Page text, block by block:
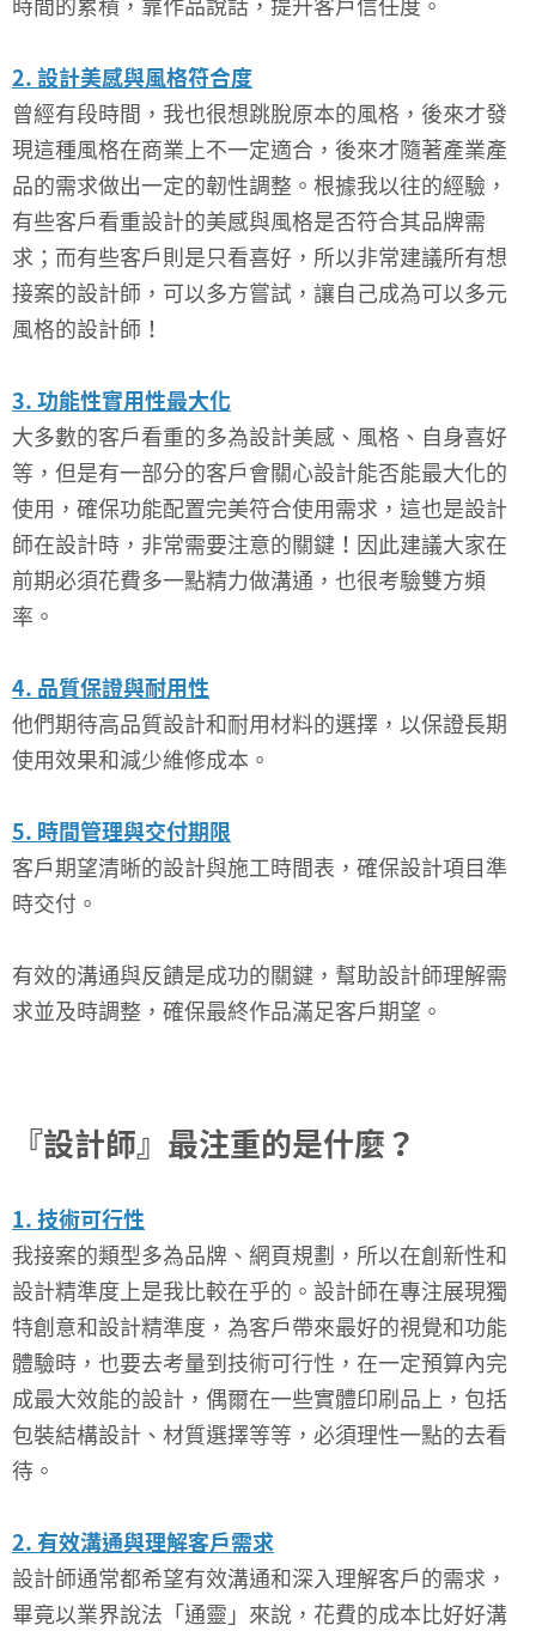
2. 設計美感與風格符合度
曾經有段時間，我也很想跳脫原本的風格，後來才發
現這種風格在商業上不一定適合，後來才隨著產業產
品的需求做出一定的韌性調整。根據我以往的經驗，
有些客戶看重設計的美感與風格是否符合其品牌需
求；而有些客戶則是只看喜好，所以非常建議所有想
接案的設計師，可以多方嘗試，讓自己成為可以多元
風格的設計師！
3. 功能性實用性最大化
大多數的客戶看重的多為設計美感、風格、自身喜好
等，但是有一部分的客戶會關心設計能否能最大化的
使用，確保功能配置完美符合使用需求，這也是設計
師在設計時，非常需要注意的關鍵！因此建議大家在
前期必須花費多一點精力做溝通，也很考驗雙方頻
率。
4. 品質保證與耐用性
他們期待高品質設計和耐用材料的選擇，以保證長期
使用效果和減少維修成本。
5. 時間管理與交付期限
客戶期望清晰的設計與施工時間表，確保設計項目準
時交付。
有效的溝通與反饋是成功的關鍵，幫助設計師理解需
求並及時調整，確保最終作品滿足客戶期望。
『設計師』最注重的是什麼？
1. 技術可行性
我接案的類型多為品牌、網頁規劃，所以在創新性和
設計精準度上是我比較在乎的。設計師在專注展現獨
特創意和設計精準度，為客戶帶來最好的視覺和功能
體驗時，也要去考量到技術可行性，在一定預算內完
成最大效能的設計，偶爾在一些實體印刷品上，包括
包裝結構設計、材質選擇等等，必須理性一點的去看
待。
2. 有效溝通與理解客戶需求
設計師通常都希望有效溝通和深入理解客戶的需求，
畢竟以業界說法「通靈」來說，花費的成本比好好溝